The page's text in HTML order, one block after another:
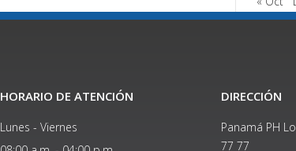
HORARIO DE ATENCIÓN
Lunes - Viernes
DIRECCIÓN
Panamá PH
77 77